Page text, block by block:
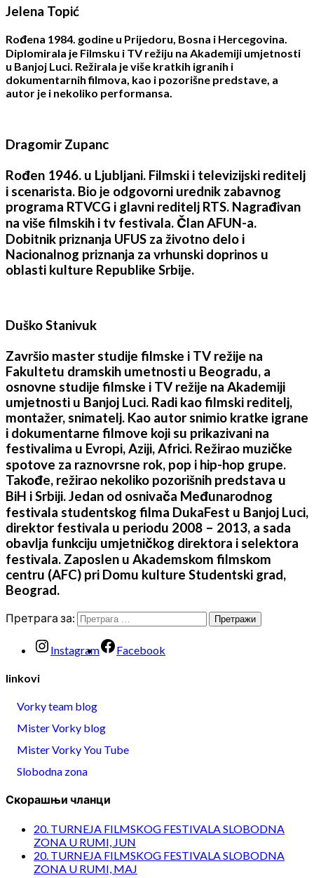
Jelena Topić
Rođena 1984. godine u Prijedoru, Bosna i Hercegovina.
Diplomirala je Filmsku i TV režiju na Akademiji umjetnosti
u Banjoj Luci. Režirala je više kratkih igranih i
dokumentarnih filmova, kao i pozorišne predstave, a
autor je i nekoliko performansa.
Dragomir Zupanc
Rođen 1946. u Ljubljani. Filmski i televizijski reditelj
i scenarista. Bio je odgovorni urednik zabavnog
programa RTVCG i glavni reditelj RTS. Nagrađivan
na više filmskih i tv festivala. Član AFUN-a.
Dobitnik priznanja UFUS za životno delo i
Nacionalnog priznanja za vrhunski doprinos u
oblasti kulture Republike Srbije.
Duško Stanivuk
Završio master studije filmske i TV režije na
Fakultetu dramskih umetnosti u Beogradu, a
osnovne studije filmske i TV režije na Akademiji
umjetnosti u Banjoj Luci. Radi kao filmski reditelj,
montažer, snimatelj. Kao autor snimio kratke igrane
i dokumentarne filmove koji su prikazivani na
festivalima u Evropi, Aziji, Africi. Režirao muzičke
spotove za raznovrsne rok, pop i hip-hop grupe.
Takođe, režirao nekoliko pozorišnih predstava u
BiH i Srbiji. Jedan od osnivača Međunarodnog
festivala studentskog filma DukaFest u Banjoj Luci,
direktor festivala u periodu 2008 – 2013, a sada
obavlja funkciju umjetničkog direktora i selektora
festivala. Zaposlen u Akademskom filmskom
centru (AFC) pri Domu kulture Studentski grad,
Beograd.
Претрага за:
Instagram Facebook
linkovi
Vorky team blog
Mister Vorky blog
Mister Vorky You Tube
Slobodna zona
Скорашњи чланци
20. TURNEJA FILMSKOG FESTIVALA SLOBODNA
ZONA U RUMI, JUN
20. TURNEJA FILMSKOG FESTIVALA SLOBODNA
ZONA U RUMI, MAJ